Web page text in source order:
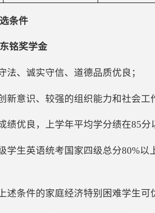
条件
东铭奖学金
法、诚实守信、道德品质优良；
新意识、较强的组织能力和社会工
绩优良，上学年平均学分绩在85分
学生英语统考国家四级总分80%以
述条件的家庭经济特别困难学生可